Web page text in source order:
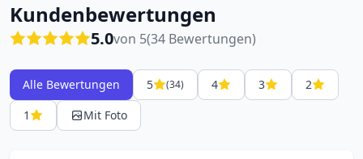
Kundenbewertungen
5.0von 5(34 Bewertungen)
Alle Bewertungen 5 (34) 4 3
2
1
Mit Foto